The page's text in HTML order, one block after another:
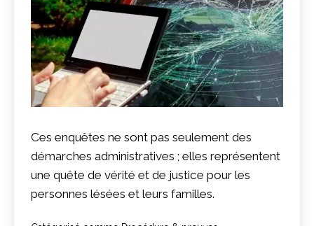
Ces enquêtes ne sont pas seulement des
démarches administratives ; elles représentent
une quête de vérité et de justice pour les
personnes lésées et leurs familles.